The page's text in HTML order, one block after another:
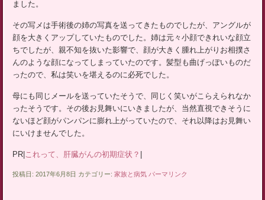
ました。
その写メは手術後の姉の写真を送ってきたものでしたが、アングルが
顔を大きくアップしていたものでした。姉は元々小顔できれいな顔立
ちでしたが、親不知を抜いた影響で、顔が大きく腫れ上がりお相撲さ
んのような顔になってしまっていたのです。髪型も曲げっぽいものだ
ったので、私は笑いを堪えるのに必死でした。
母にも同じメールを送っていたそうで、同じく笑いがこらえられなか
ったそうです。その後お見舞いにいきましたが、当然直視できそうに
ないほど顔がパンパンに膨れ上がっていたので、それ以降はお見舞い
にいけませんでした。
PR| これって、肝臓がんの初期症状？
投稿日: 2017年6月8日 カテゴリー:家族と病気 パーマリンク